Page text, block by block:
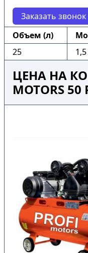
Заказать звонок
Объем (л)
25
1,5
ЦЕНА НА
MOTORS